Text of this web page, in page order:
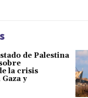
de Palestina
la crisis
y